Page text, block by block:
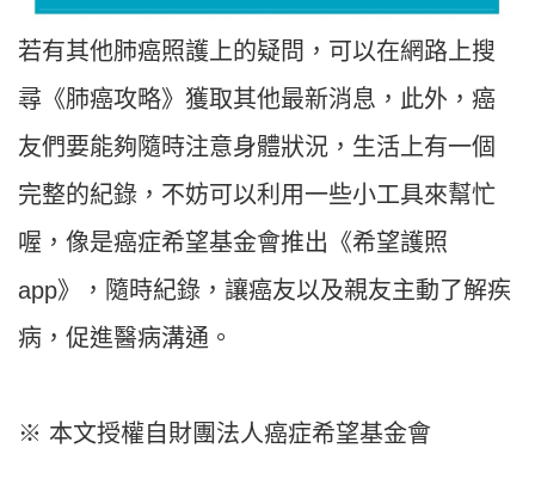
若有其他肺癌照護上的疑問，可以在網路上搜
尋《肺癌攻略》獲取其他最新消息，此外，癌
友們要能夠隨時注意身體狀況，生活上有一個
完整的紀錄，不妨可以利用一些小工具來幫忙
喔，像是癌症希望基金會推出《希望護照
app》，隨時紀錄，讓癌友以及親友主動了解疾
病，促進醫病溝通。
※ 本文授權自財團法人癌症希望基金會